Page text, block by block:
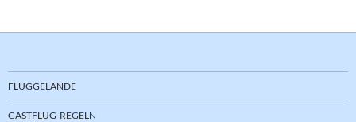
FLUGGELÄNDE
GASTFLUG-REGELN